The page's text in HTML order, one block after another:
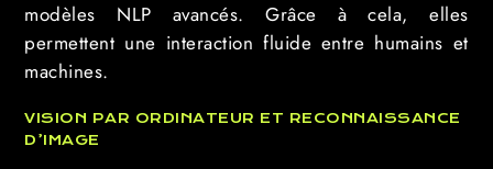
modèles NLP avancés. Grâce à cela, elles
permettent une interaction fluide entre humains et
machines.
VISION PAR ORDINATEUR ET RECONNAISSANCE
D’IMAGE